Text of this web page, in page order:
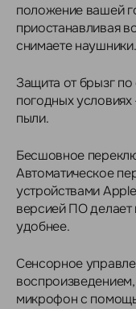
положение вашей
приостанавливая
снимаете наушники.
Защита от брызг
погодных
пыли.
Бесшовное
Автоматическое
устройствами
версией ПО
удобнее.
Сенсорное
микрофон с